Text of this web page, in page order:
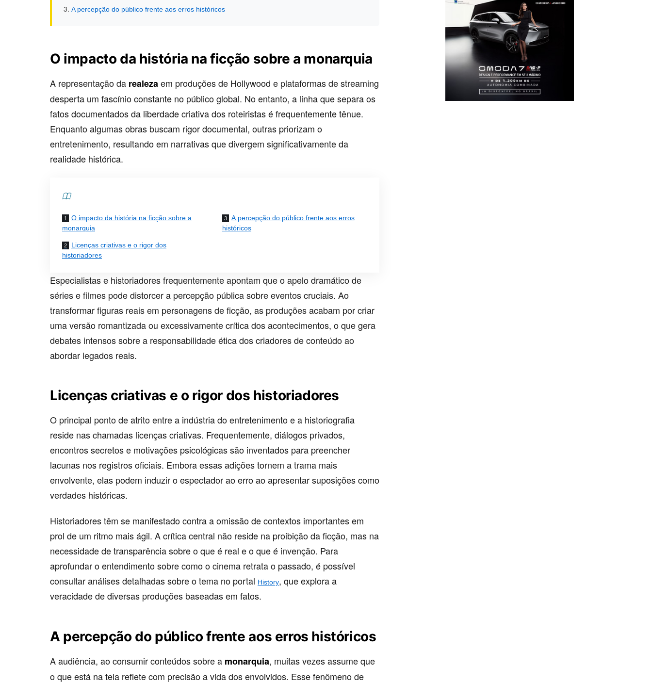
A percepção do público frente aos erros históricos
O impacto da história na ficção sobre a monarquia
A representação da realezaem produções de Hollywood e plataformas de streaming
desperta um fascínio constante no público global. No entanto, a linha que separa os
fatos documentados da liberdade criativa dos roteiristas é frequentemente tênue.
Enquanto algumas obras buscam rigor documental, outras priorizam o
entretenimento, resultando em narrativas que divergem significativamente da
realidade histórica.
O impacto da história na ficção sobre a
monarquia
Licenças criativas e o rigor dos
historiadores
A percepção do público frente aos erros
históricos
Especialistas e historiadores frequentemente apontam que o apelo dramático de
séries e filmes pode distorcer a percepção pública sobre eventos cruciais. Ao
transformar figuras reais em personagens de ficção, as produções acabam por criar
uma versão romantizada ou excessivamente crítica dos acontecimentos, o que gera
debates intensos sobre a responsabilidade ética dos criadores de conteúdo ao
abordar legados reais.
Licenças criativas e o rigor dos historiadores
O principal ponto de atrito entre a indústria do entretenimento e a historiografia
reside nas chamadas licenças criativas. Frequentemente, diálogos privados,
encontros secretos e motivações psicológicas são inventados para preencher
lacunas nos registros oficiais. Embora essas adições tornem a trama mais
envolvente, elas podem induzir o espectador ao erro ao apresentar suposições como
verdades históricas.
Historiadores têm se manifestado contra a omissão de contextos importantes em
prol de um ritmo mais ágil. A crítica central não reside na proibição da ficção, mas na
necessidade de transparência sobre o que é real e o que é invenção. Para
aprofundar o entendimento sobre como o cinema retrata o passado, é possível
consultar análises detalhadas sobre o tema no portal History, que explora a
veracidade de diversas produções baseadas em fatos.
A percepção do público frente aos erros históricos
A audiência, ao consumir conteúdos sobre a monarquia, muitas vezes assume que
o que está na tela reflete com precisão a vida dos envolvidos. Esse fenômeno de